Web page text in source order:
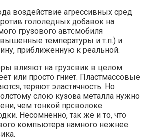
воздействие агрессивных сред
гололедных добавок на
грузового автомобиля
температуры и т.п.) и
приближенную к реальной.
влияют на грузовик в целом.
или просто гниет. Пластмассовые
теряют эластичность. Но
слою кузова металла нужно
чем тонкой проволоке
Несомненно, так же и то, что
компьютера намного нежнее